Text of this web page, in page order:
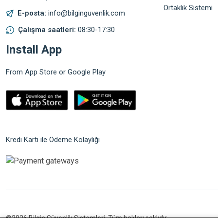
E-posta: info@bilginguvenlik.com
Çalışma saatleri: 08:30-17:30
Ortaklık Sistemi
Install App
From App Store or Google Play
Kredi Kartı ile Ödeme Kolaylığı